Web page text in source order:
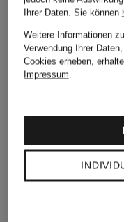
Abendkleider
Anzüge für Herren
Boleros für Damen
Brautschuhe
Ihrer Daten. Sie können
Weitere Informationen
Verwendung Ihrer
Cookies erheben,
Impressum.